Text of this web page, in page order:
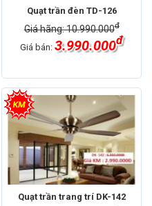
Quạt trần đèn TD-126
Giá hãng: 10.990.000đ
Giá bán:3.990.000đ
Quạt trần trang trí DK-142